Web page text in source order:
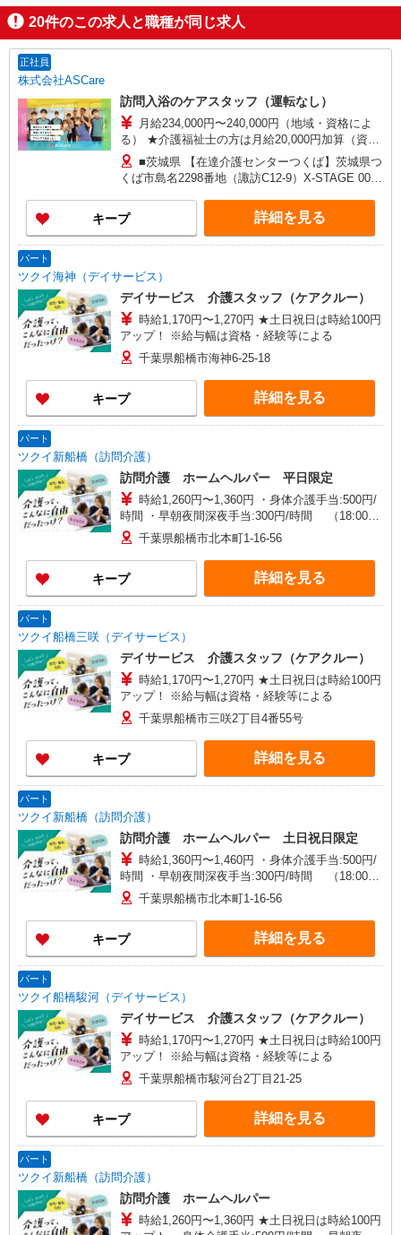
20件のこの求人と職種が同じ求人
正社員
株式会社ASCare
訪問入浴のケアスタッフ（運転なし）
月給234,000円〜240,000円（地域・資格によ
る） ★介護福祉士の方は月給20,000円加算（資格
手当） 別途交通費支給（30,000円上限／月） 別途
残業手当（月平均残業時間15時間）残業代全額支
給
■茨城県 【在達介護センターつくば】茨城県つ
くば市島名2298番地（諏訪C12-9）X-STAGE 001
山市南流山四丁目6番地15 張替ビル101号室 【在
宅介護センター東船橋】千葉県船橋市薬円台四丁
目14番地8 ソフィー田園 2階 【在宅介護センタ
介護センター市川】千葉県市川市市川南三丁目13
番地2 サンライズ鈴木102号室 ■埼玉県 【三郷営
業所】埼玉県三郷市早稲田三丁目7番1号 パーク
サイド早稲田III1階102号室
キープ 詳細を見る
パート
ツクイ海神（デイサービス）
デイサービス 介護スタッフ（ケアクルー）
時給1,170円〜1,270円 ★土日祝日は時給100円
アップ！ ※給与幅は資格・経験等による
千葉県船橋市海神6-25-18
キープ 詳細を見る
パート
ツクイ新船橋（訪問介護）
訪問介護 ホームヘルパー 平日限定
時給1,260円〜1,360円 ・身体介護手当:500円/
時間 ・早朝夜間深夜手当:300円/時間 （18:00〜
翌07:59の時間帯） ・ICT手当:2,000円/月 ・ケア
→ケアの移動時間も賃金（時給）を支給 ※給与幅
は資格・経験等による
千葉県船橋市北本町1-16-56
キープ 詳細を見る
パート
ツクイ船橋三咲（デイサービス）
デイサービス 介護スタッフ（ケアクルー）
時給1,170円〜1,270円 ★土日祝日は時給100円
アップ！ ※給与幅は資格・経験等による
千葉県船橋市三咲2丁目4番55号
キープ 詳細を見る
パート
ツクイ新船橋（訪問介護）
訪問介護 ホームヘルパー 土日祝日限定
時給1,360円〜1,460円 ・身体介護手当:500円/
時間 ・早朝夜間深夜手当:300円/時間 （18:00〜
翌07:59の時間帯） ・ICT手当:2,000円/月 ・ケア
→ケアの移動時間も賃金（時給）を支給 ・土日祝
日手当:100円/時間含む ※給与幅は資格・経験等に
よる
千葉県船橋市北本町1-16-56
キープ 詳細を見る
パート
ツクイ船橋駿河（デイサービス）
デイサービス 介護スタッフ（ケアクルー）
時給1,170円〜1,270円 ★土日祝日は時給100円
アップ！ ※給与幅は資格・経験等による
千葉県船橋市駿河台2丁目21-25
キープ 詳細を見る
パート
ツクイ新船橋（訪問介護）
訪問介護 ホームヘルパー
時給1,260円〜1,360円 ★土日祝日は時給100円